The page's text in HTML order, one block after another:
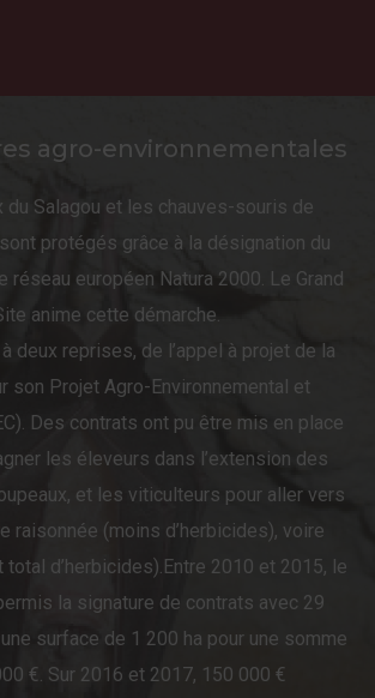
agro-environnementales
du Salagou et les chauves-souris de
protégés grâce à la désignation du
réseau européen Natura 2000. Le Grand
anime cette démarche.
deux reprises, de l’appel à projet de la
son Projet Agro-Environnemental et
Des contrats ont pu être mis en place
les éleveurs dans l’extension des
et les viticulteurs pour aller vers
raisonnée (moins d’herbicides), voire
d’herbicides).Entre 2010 et 2015, le
la signature de contrats avec 29
surface de 1 200 ha pour une somme
€. Sur 2016 et 2017, 150 000 €